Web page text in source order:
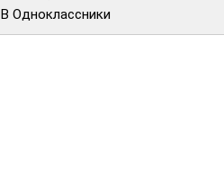
В Одноклассники